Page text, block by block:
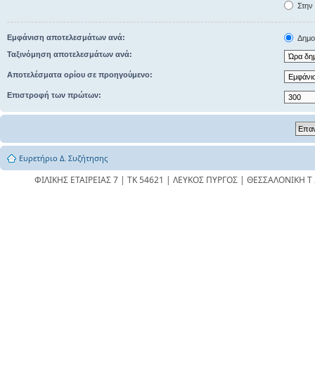
Εμφάνιση αποτελεσμάτων ανά:
Ταξινόμηση αποτελεσμάτων ανά:
Αποτελέσματα ορίου σε προηγούμενο:
Επιστροφή των πρώτων:
Ευρετήριο Δ. Συζήτησης
ΦΙΛΙΚΗΣ ΕΤΑΙΡΕΙΑΣ 7 | ΤΚ 54621 | ΛΕΥΚΟΣ ΠΥΡΓΟΣ | ΘΕΣΣΑΛΟΝΙΚΗ Τ